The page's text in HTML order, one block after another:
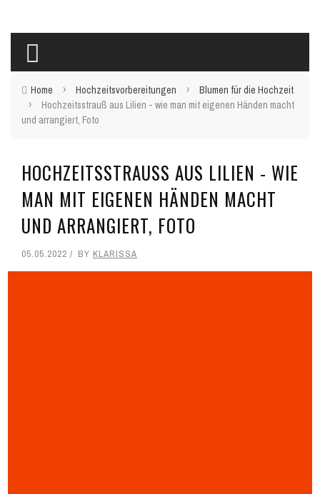
Home › Hochzeitsvorbereitungen › Blumen für die Hochzeit
›
Hochzeitsstrauß aus Lilien - wie man mit eigenen Händen macht
und arrangiert, Foto
HOCHZEITSSTRAUSS AUS LILIEN - WIE M
AN MIT EIGENEN HÄNDEN MACHT U
ND ARRANGIERT, FOTO
05.05.2022 BY KLARISSA